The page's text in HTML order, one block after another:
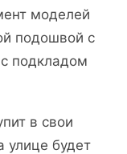
моделей
подошвой с
подкладом
в свои
улице будет